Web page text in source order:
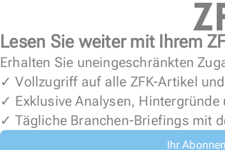
Lesen Sie weiter mit Ihrem
Erhalten Sie uneingeschränkten
✓ Vollzugriff auf alle ZFK-Artikel
✓ Exklusive Analysen,
✓ Tägliche Branchen-Briefings mit
Ihr